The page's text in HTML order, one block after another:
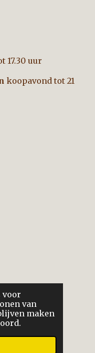
voor
van
maken
17.30 uur
koopavond tot 21